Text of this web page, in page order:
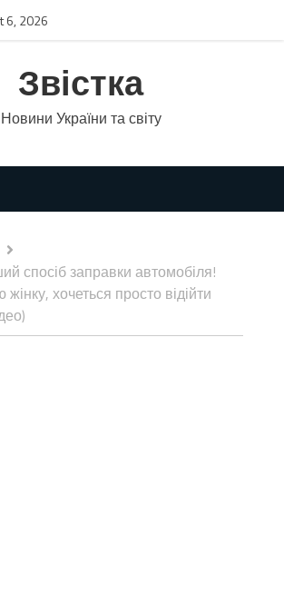
6, 2026
Звістка
Новини України та світу
спосіб заправки автомобіля!
хочеться просто відійти